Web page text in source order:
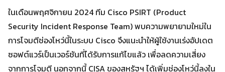
for:
ในเดือนพฤศจิกายน 2024 ทีม Cisco PSIRT (Product
Security Incident Response Team) พบความพยายามใหม่ใน
การโจมตีช่องโหว่นี้ในระบบ Cisco จึงแนะนำให้ผู้ใช้งานเร่งอัปเดต
ซอฟต์แวร์เป็นเวอร์ชันที่ได้รับการแก้ไขแล้ว เพื่อลดความเสี่ยง
จากการโจมตี นอกจากนี้ CISA ของสหรัฐฯ ได้เพิ่มช่องโหว่นี้ลงใน